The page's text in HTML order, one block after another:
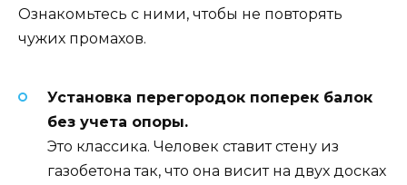
Ознакомьтесь с ними, чтобы не повторять
чужих промахов.
Установка перегородок поперек балок
без учета опоры.
Это классика. Человек ставит стену из
газобетона так, что она висит на двух досках